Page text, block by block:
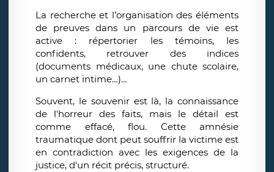
La recherche et l’organisation des éléments
de preuves dans un parcours de vie est
active : répertorier les témoins, les
confidents, retrouver des indices
(documents médicaux, une chute scolaire,
un carnet intime…)…
Souvent, le souvenir est là, la connaissance
de l'horreur des faits, mais le détail est
comme effacé, flou. Cette amnésie
traumatique dont peut souffrir la victime est
en contradiction avec les exigences de la
justice, d'un récit précis, structuré.